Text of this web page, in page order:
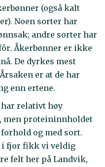
(også kalt
Noen sorter har
andre sorter har
Åkerbønner er ikke
De dyrkes mest
er at de har
enn ertene.
har relativt høy
men proteininnholdet
og med sort.
i fjor fikk vi veldig
felt her på Landvik,